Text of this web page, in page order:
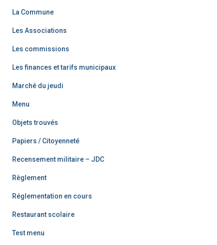
La Commune
Les Associations
Les commissions
Les finances et tarifs municipaux
Marché du jeudi
Menu
Objets trouvés
Papiers / Citoyenneté
Recensement militaire – JDC
Règlement
Réglementation en cours
Restaurant scolaire
Test menu